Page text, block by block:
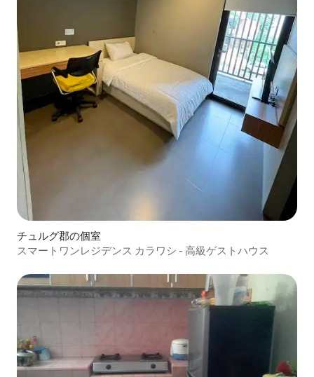
チュルグ郡の個室
スマートワンレジデンス カラワシ - 高級ゲストハウス